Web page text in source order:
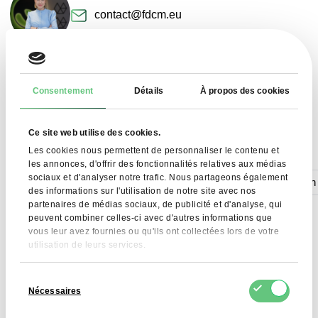
Consentement Détails À propos des cookies
Ce site web utilise des cookies.
Les cookies nous permettent de personnaliser le contenu et
les annonces, d'offrir des fonctionnalités relatives aux médias
sociaux et d'analyser notre trafic. Nous partageons également
des informations sur l'utilisation de notre site avec nos
partenaires de médias sociaux, de publicité et d'analyse, qui
peuvent combiner celles-ci avec d'autres informations que
vous leur avez fournies ou qu'ils ont collectées lors de votre
utilisation de leurs services.
duNécessaires
contact@fdcm.eu
Recherches associées
Lactose-free skimmed milk powder hydrolyzed collagen